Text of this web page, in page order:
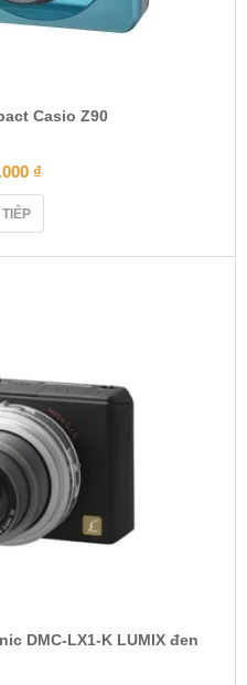
Casio Z90
₫
DMC-LX1-K LUMIX đen